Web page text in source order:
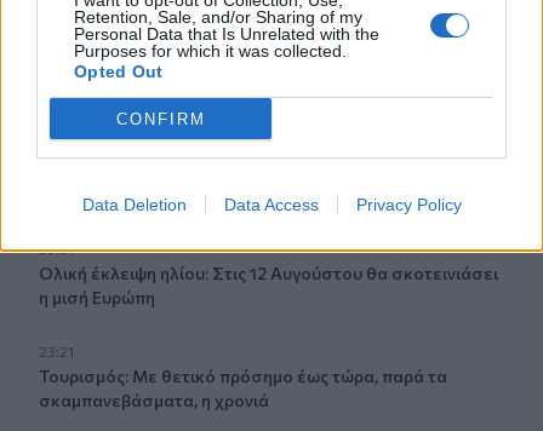
Retention, Sale, and/or Sharing of my
Personal Data that Is Unrelated with the
Purposes for which it was collected.
Opted Out
CONFIRM
Data Deletion Data Access Privacy Policy
Χαμός στη Βουλή του Κοσόβου: Βουλευτής πέταξε αυγά
23:39
πιο αργά
23:31
Ολική έκλειψη ηλίου: Στις 12 Αυγούστου θα σκοτεινιάσει
η μισή Ευρώπη
23:21
Τουρισμός: Με θετικό πρόσημο έως τώρα, παρά τα
σκαμπανεβάσματα, η χρονιά